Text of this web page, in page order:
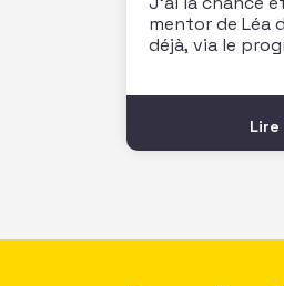
mentor de Léa
déjà, via le
de talent, et
mon